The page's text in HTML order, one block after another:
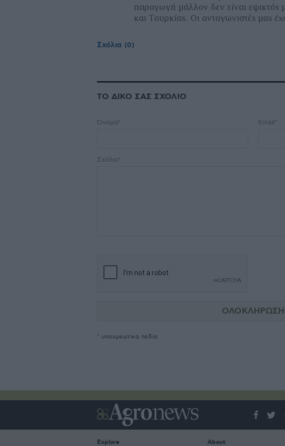
παραγωγή μάλλον δεν είναι εφικτός
και Τουρκίας. Οι ανταγωνιστές μας
Σχόλια (0)
ΤΟ ΔΙΚΟ ΣΑΣ ΣΧΟΛΙΟ
Όνομα* Email*
Σχόλιο*
* υποχρεωτικά πεδία
Explore
About